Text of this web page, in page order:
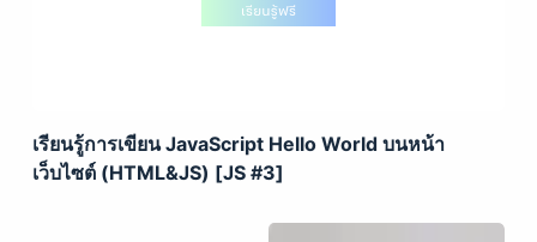
เรียนรู้การเขียน JavaScript Hello World บนหน้า
เว็บไซต์ (HTML&JS) [JS #3]